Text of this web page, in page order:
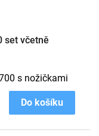
set včetně
Do košíku
s nožičkami